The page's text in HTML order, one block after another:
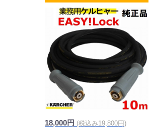
18,000円 (税込み19,800円)